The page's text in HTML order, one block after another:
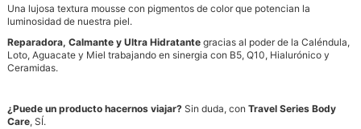
Una lujosa textura mousse con pigmentos de color que potencian la
luminosidad de nuestra piel.
Reparadora, Calmante y Ultra Hidratante gracias al poder de la Caléndula,
Loto, Aguacate y Miel trabajando en sinergia con B5, Q10, Hialurónico y
Ceramidas.
¿Puede un producto hacernos viajar? Sin duda, con Travel Series Body
Care, SÍ.